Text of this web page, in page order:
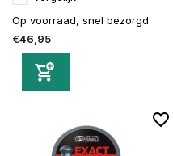
Op voorraad, snel bezorgd
€46,95